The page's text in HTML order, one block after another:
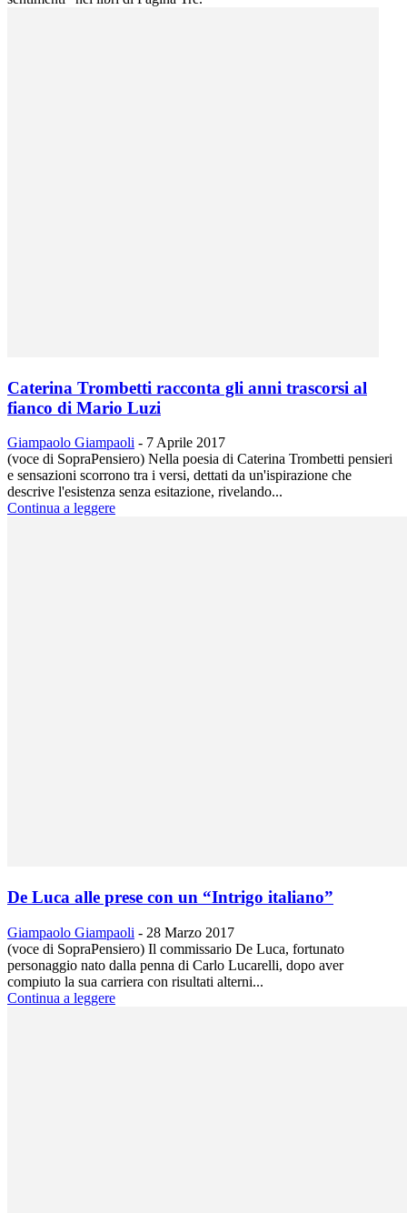
Caterina Trombetti racconta gli anni trascorsi al
fianco di Mario Luzi
Giampaolo Giampaoli - 7 Aprile 2017
(voce di SopraPensiero) Nella poesia di Caterina Trombetti pensieri
e sensazioni scorrono tra i versi, dettati da un'ispirazione che
descrive l'esistenza senza esitazione, rivelando...
Continua a leggere
De Luca alle prese con un “Intrigo italiano”
Giampaolo Giampaoli - 28 Marzo 2017
(voce di SopraPensiero) Il commissario De Luca, fortunato
personaggio nato dalla penna di Carlo Lucarelli, dopo aver
compiuto la sua carriera con risultati alterni...
Continua a leggere